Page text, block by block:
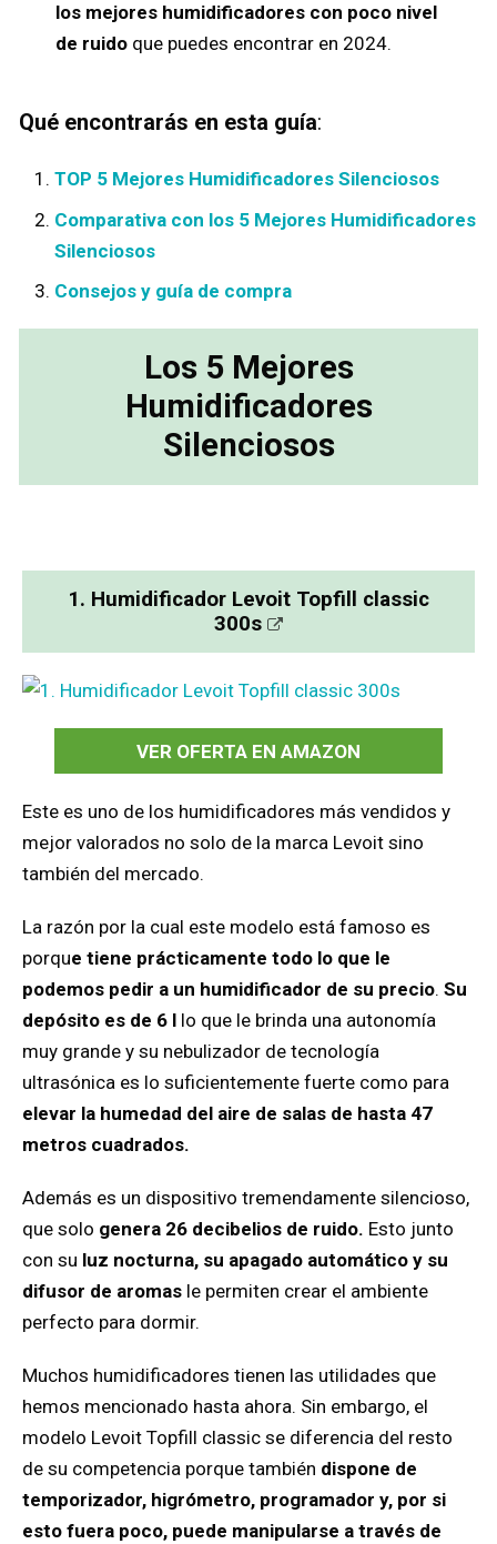
los mejores humidificadores con poco nivel
de ruido que puedes encontrar en 2024.
Qué encontrarás en esta guía:
TOP 5 Mejores Humidificadores Silenciosos
Comparativa con los 5 Mejores Humidificadores
Silenciosos
Consejos y guía de compra
Los 5 Mejores
Humidificadores
Silenciosos
1. Humidificador Levoit Topfill classic
300s
VER OFERTA EN AMAZON
Este es uno de los humidificadores más vendidos y
mejor valorados no solo de la marca Levoit sino
también del mercado.
La razón por la cual este modelo está famoso es
porque tiene prácticamente todo lo que le
podemos pedir a un humidificador de su precio. Su
depósito es de 6 l lo que le brinda una autonomía
muy grande y su nebulizador de tecnología
ultrasónica es lo suficientemente fuerte como para
elevar la humedad del aire de salas de hasta 47
metros cuadrados.
Además es un dispositivo tremendamente silencioso,
que solo genera 26 decibelios de ruido. Esto junto
con su luz nocturna, su apagado automático y su
difusor de aromas le permiten crear el ambiente
perfecto para dormir.
Muchos humidificadores tienen las utilidades que
hemos mencionado hasta ahora. Sin embargo, el
modelo Levoit Topfill classic se diferencia del resto
de su competencia porque también dispone de
temporizador, higrómetro, programador y, por si
esto fuera poco, puede manipularse a través de